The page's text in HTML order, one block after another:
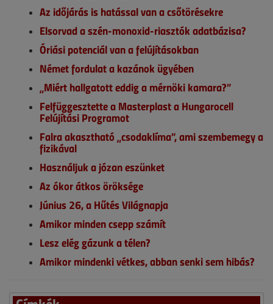
Az időjárás is hatással van a csőtörésekre
Elsorvad a szén-monoxid-riasztók adatbázisa?
Óriási potenciál van a felújításokban
Német fordulat a kazánok ügyében
„Miért hallgatott eddig a mérnöki kamara?”
Felfüggesztette a Masterplast a Hungarocell
Felújítási Programot
Falra akasztható „csodaklíma”, ami szembemegy a
fizikával
Használjuk a józan eszünket
Az ókor átkos öröksége
Június 26, a Hűtés Világnapja
Amikor minden csepp számít
Lesz elég gázunk a télen?
Amikor mindenki vétkes, abban senki sem hibás?